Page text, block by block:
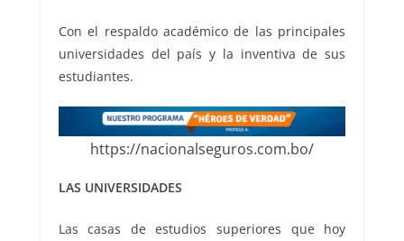
Con el respaldo académico de las principales
universidades del país y la inventiva de sus
estudiantes.
https://nacionalseguros.com.bo/
LAS UNIVERSIDADES
Las casas de estudios superiores que hoy